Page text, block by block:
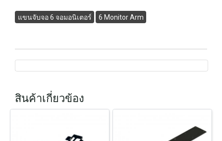
แขนจับจอ 6 จอมอนิเตอร์ 6 Monitor Arm
สินค้าเกี่ยวข้อง